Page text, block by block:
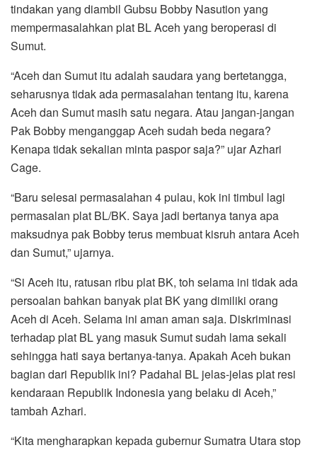
tindakan yang diambil Gubsu Bobby Nasution yang
mempermasalahkan plat BL Aceh yang beroperasi di
Sumut.
“Aceh dan Sumut itu adalah saudara yang bertetangga,
seharusnya tidak ada permasalahan tentang itu, karena
Aceh dan Sumut masih satu negara. Atau jangan-jangan
Pak Bobby menganggap Aceh sudah beda negara?
Kenapa tidak sekalian minta paspor saja?” ujar Azhari
Cage.
“Baru selesai permasalahan 4 pulau, kok ini timbul lagi
permasalan plat BL/BK. Saya jadi bertanya tanya apa
maksudnya pak Bobby terus membuat kisruh antara Aceh
dan Sumut,” ujarnya.
“Si Aceh itu, ratusan ribu plat BK, toh selama ini tidak ada
persoalan bahkan banyak plat BK yang dimiliki orang
Aceh di Aceh. Selama ini aman aman saja. Diskriminasi
terhadap plat BL yang masuk Sumut sudah lama sekali
sehingga hati saya bertanya-tanya. Apakah Aceh bukan
bagian dari Republik ini? Padahal BL jelas-jelas plat resi
kendaraan Republik Indonesia yang belaku di Aceh,”
tambah Azhari.
“Kita mengharapkan kepada gubernur Sumatra Utara stop